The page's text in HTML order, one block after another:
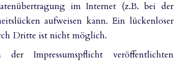
im Internet (z.B. bei der
aufweisen kann. Ein lückenloser
Dritte ist nicht möglich.
Impressumspflicht veröffentlichten